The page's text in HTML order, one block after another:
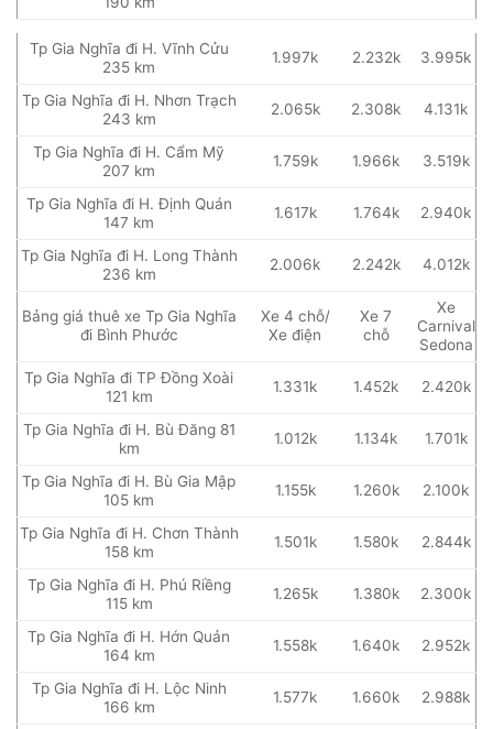
Tp Gia Nghĩa đi H. Vĩnh Cửu
235 km
1.997k 2.232k 3.995k
Tp Gia Nghĩa đi H. Nhơn Trạch
243 km
2.065k 2.308k 4.131k
Tp Gia Nghĩa đi H. Cẩm Mỹ
207 km
1.759k 1.966k 3.519k
Tp Gia Nghĩa đi H. Định Quán
147 km
1.617k 1.764k 2.940k
Tp Gia Nghĩa đi H. Long Thành
236 km
2.006k 2.242k 4.012k
Bảng giá thuê xe Tp Gia Nghĩa
đi Bình Phước
Xe 4 chỗ/
Xe điện
Xe 7
chỗ
Xe
Carnival
Sedona
Tp Gia Nghĩa đi TP Đồng Xoài
121 km
1.331k 1.452k 2.420k
Tp Gia Nghĩa đi H. Bù Đăng 81
km
1.012k 1.134k 1.701k
Tp Gia Nghĩa đi H. Bù Gia Mập
105 km
1.155k 1.260k 2.100k
Tp Gia Nghĩa đi H. Chơn Thành
158 km
1.501k 1.580k 2.844k
Tp Gia Nghĩa đi H. Phú Riềng
115 km
1.265k 1.380k 2.300k
Tp Gia Nghĩa đi H. Hớn Quản
164 km
1.558k 1.640k 2.952k
Tp Gia Nghĩa đi H. Lộc Ninh
166 km
1.577k 1.660k 2.988k